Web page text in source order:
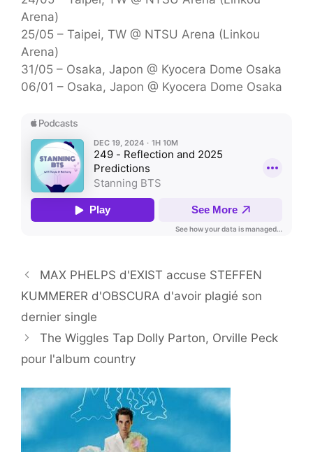
Arena)
25/05 – Taipei, TW @ NTSU Arena (Linkou
Arena)
31/05 – Osaka, Japon @ Kyocera Dome Osaka
06/01 – Osaka, Japon @ Kyocera Dome Osaka
MAX PHELPS d'EXIST accuse STEFFEN
KUMMERER d'OBSCURA d'avoir plagié son
dernier single
The Wiggles Tap Dolly Parton, Orville Peck
pour l'album country